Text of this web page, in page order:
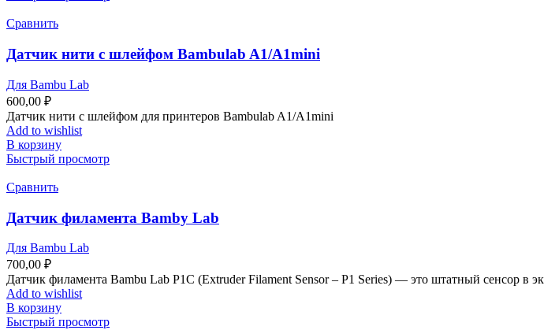
Сравнить
Датчик нити с шлейфом Bambulab A1/A1mini
Для Bambu Lab
600,00 ₽
Датчик нити с шлейфом для принтеров Bambulab A1/A1mini
Add to wishlist
В корзину
Быстрый просмотр
Сравнить
Датчик филамента Bamby Lab
Для Bambu Lab
700,00 ₽
Датчик филамента Bambu Lab P1C (Extruder Filament Sensor – P1 Series) — это штатный сенсор в
Add to wishlist
В корзину
Быстрый просмотр